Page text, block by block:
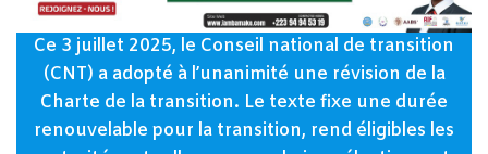
Ce 3 juillet 2025, le Conseil national de transition
(CNT) a adopté à l’unanimité une révision de la
Charte de la transition. Le texte fixe une durée
renouvelable pour la transition, rend éligibles les